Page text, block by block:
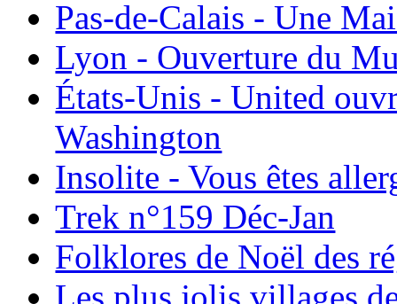
Pas-de-Calais - Une
Lyon - Ouverture du
États-Unis - United
Washington
Insolite - Vous êtes
Trek n°159 Déc-Jan
Folklores de Noël des
Les plus jolis villages